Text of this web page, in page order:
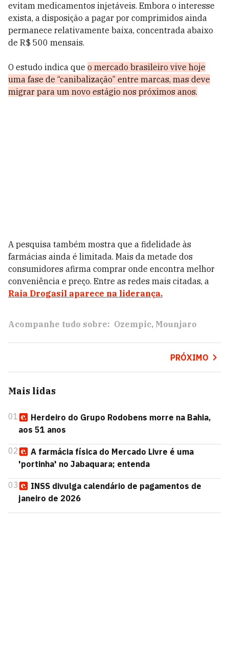
evitam medicamentos injetáveis. Embora o interesse
exista, a disposição a pagar por comprimidos ainda
permanece relativamente baixa, concentrada abaixo
de R$ 500 mensais.
O estudo indica que o mercado brasileiro vive hoje
uma fase de “canibalização” entre marcas, mas deve
migrar para um novo estágio nos próximos anos.
A pesquisa também mostra que a fidelidade às
farmácias ainda é limitada. Mais da metade dos
consumidores afirma comprar onde encontra melhor
conveniência e preço. Entre as redes mais citadas, a
Raia Drogasil aparece na liderança.
Acompanhe tudo sobre: Ozempic Mounjaro
PRÓXIMO
Mais lidas
01
Herdeiro do Grupo Rodobens morre na Bahia,
aos 51 anos
02
A farmácia física do Mercado Livre é uma
'portinha' no Jabaquara; entenda
03
INSS divulga calendário de pagamentos de
janeiro de 2026